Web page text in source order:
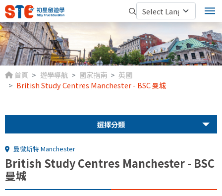
首頁 遊學導航 國家指南
英國
British Study Centres Manchester - BSC 曼城
選擇分類
曼徹斯特 Manchester
British Study Centres Manchester - BSC
曼城